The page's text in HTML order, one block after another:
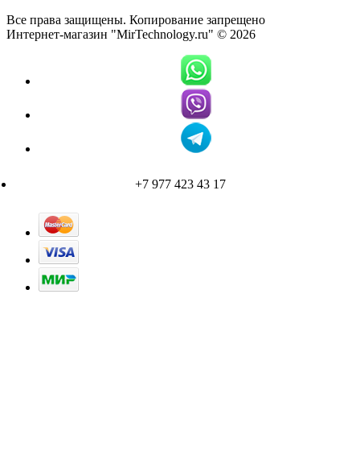
Все права защищены. Копирование запрещено
Интернет-магазин "MirTechnology.ru" © 2026
+7 977 423 43 17